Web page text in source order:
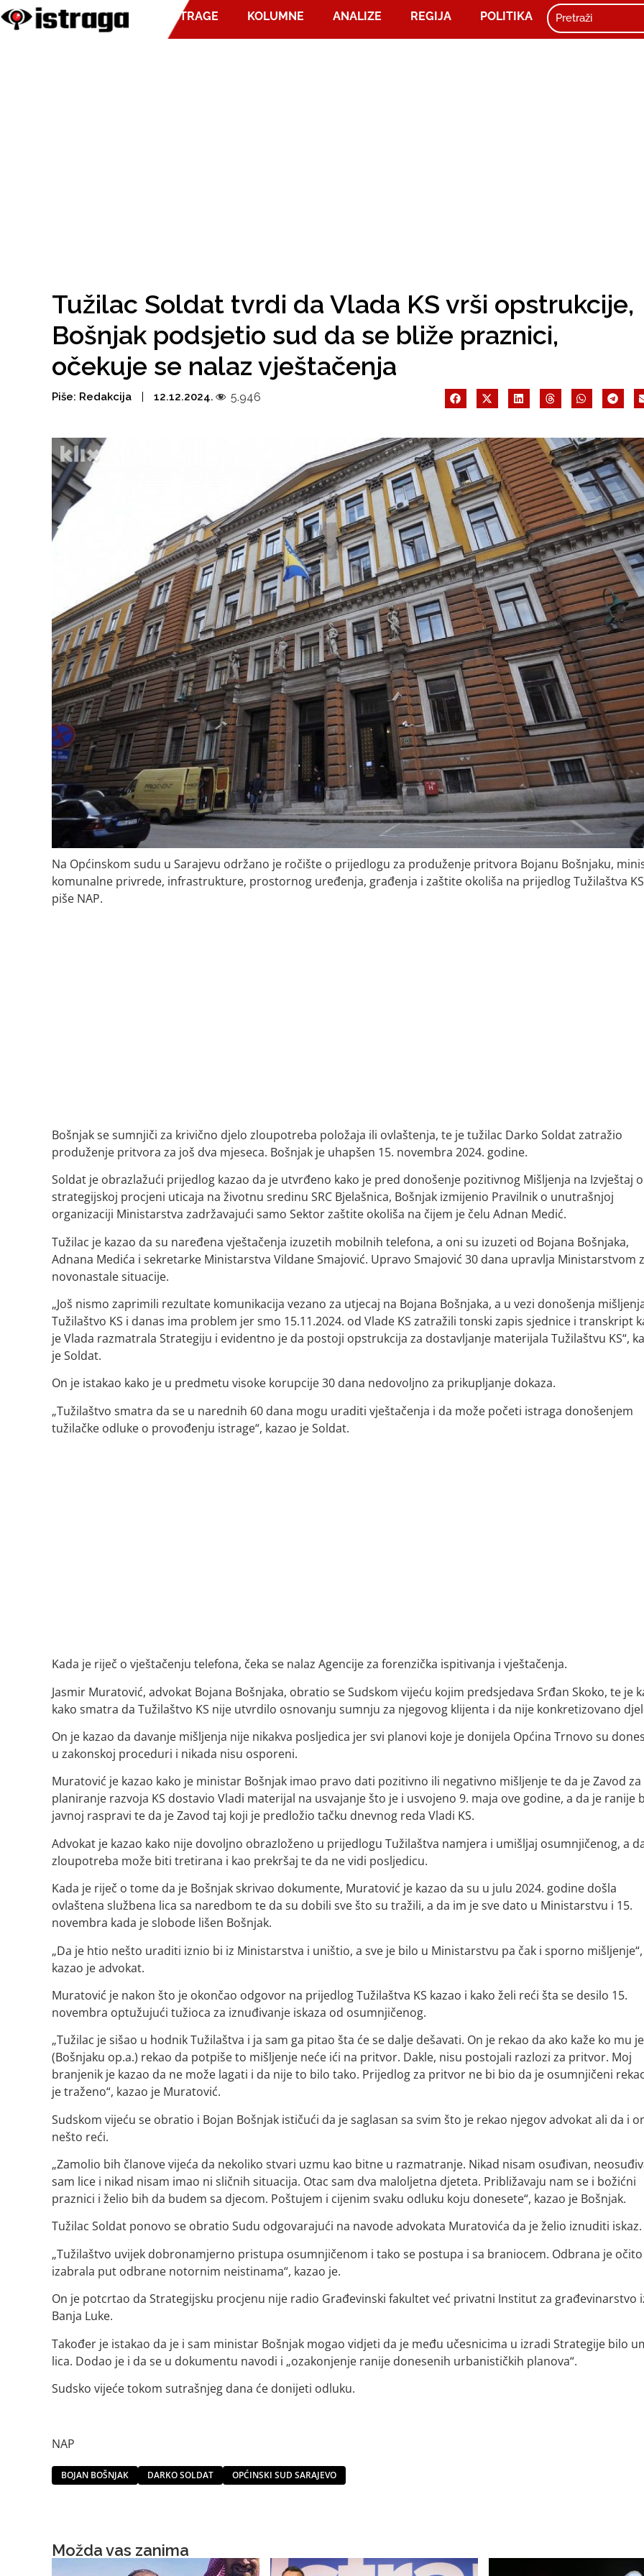
ISTRAGE KOLUMNE ANALIZE REGIJA POLITIKA
Tužilac Soldat tvrdi da Vlada KS vrši opstrukcije,
Bošnjak podsjetio sud da se bliže praznici,
očekuje se nalaz vještačenja
Piše: Redakcija 12.12.2024. 5.946
Na Općinskom sudu u Sarajevu održano je ročište o prijedlogu za produženje pritvora Bojanu Bošnjaku,
komunalne privrede, infrastrukture, prostornog uređenja, građenja i zaštite okoliša na prijedlog Tužilaštva
piše NAP.
Bošnjak se sumnjiči za krivično djelo zloupotreba položaja ili ovlaštenja, te je tužilac Darko Soldat zatražio
produženje pritvora za još dva mjeseca. Bošnjak je uhapšen 15. novembra 2024. godine.
Soldat je obrazlažući prijedlog kazao da je utvrđeno kako je pred donošenje pozitivnog Mišljenja na Izvještaj o
strategijskoj procjeni uticaja na životnu sredinu SRC Bjelašnica, Bošnjak izmijenio Pravilnik o unutrašnjoj
organizaciji Ministarstva zadržavajući samo Sektor zaštite okoliša na čijem je čelu Adnan Medić.
Tužilac je kazao da su naređena vještačenja izuzetih mobilnih telefona, a oni su izuzeti od Bojana Bošnjaka,
Adnana Medića i sekretarke Ministarstva Vildane Smajović. Upravo Smajović 30 dana upravlja Ministarstvom
novonastale situacije.
„Još nismo zaprimili rezultate komunikacija vezano za utjecaj na Bojana Bošnjaka, a u vezi donošenja
Tužilaštvo KS i danas ima problem jer smo 15.11.2024. od Vlade KS zatražili tonski zapis sjednice i transkript
je Vlada razmatrala Strategiju i evidentno je da postoji opstrukcija za dostavljanje materijala Tužilaštvu KS“,
je Soldat.
On je istakao kako je u predmetu visoke korupcije 30 dana nedovoljno za prikupljanje dokaza.
„Tužilaštvo smatra da se u narednih 60 dana mogu uraditi vještačenja i da može početi istraga donošenjem
tužilačke odluke o provođenju istrage“, kazao je Soldat.
Kada je riječ o vještačenju telefona, čeka se nalaz Agencije za forenzička ispitivanja i vještačenja.
Jasmir Muratović, advokat Bojana Bošnjaka, obratio se Sudskom vijeću kojim predsjedava Srđan Skoko, te je
kako smatra da Tužilaštvo KS nije utvrdilo osnovanju sumnju za njegovog klijenta i da nije konkretizovano
On je kazao da davanje mišljenja nije nikakva posljedica jer svi planovi koje je donijela Općina Trnovo su
u zakonskoj proceduri i nikada nisu osporeni.
Muratović je kazao kako je ministar Bošnjak imao pravo dati pozitivno ili negativno mišljenje te da je Zavod za
planiranje razvoja KS dostavio Vladi materijal na usvajanje što je i usvojeno 9. maja ove godine, a da je ranije
javnoj raspravi te da je Zavod taj koji je predložio tačku dnevnog reda Vladi KS.
Advokat je kazao kako nije dovoljno obrazloženo u prijedlogu Tužilaštva namjera i umišljaj osumnjičenog, a
zloupotreba može biti tretirana i kao prekršaj te da ne vidi posljedicu.
Kada je riječ o tome da je Bošnjak skrivao dokumente, Muratović je kazao da su u julu 2024. godine došla
ovlaštena službena lica sa naredbom te da su dobili sve što su tražili, a da im je sve dato u Ministarstvu i 15.
novembra kada je slobode lišen Bošnjak.
„Da je htio nešto uraditi iznio bi iz Ministarstva i uništio, a sve je bilo u Ministarstvu pa čak i sporno mišljenje“,
kazao je advokat.
Muratović je nakon što je okončao odgovor na prijedlog Tužilaštva KS kazao i kako želi reći šta se desilo 15.
novembra optužujući tužioca za iznuđivanje iskaza od osumnjičenog.
„Tužilac je sišao u hodnik Tužilaštva i ja sam ga pitao šta će se dalje dešavati. On je rekao da ako kaže ko mu je
(Bošnjaku op.a.) rekao da potpiše to mišljenje neće ići na pritvor. Dakle, nisu postojali razlozi za pritvor. Moj
branjenik je kazao da ne može lagati i da nije to bilo tako. Prijedlog za pritvor ne bi bio da je osumnjičeni
je traženo“, kazao je Muratović.
Sudskom vijeću se obratio i Bojan Bošnjak ističući da je saglasan sa svim što je rekao njegov advokat ali da i
nešto reći.
„Zamolio bih članove vijeća da nekoliko stvari uzmu kao bitne u razmatranje. Nikad nisam osuđivan,
sam lice i nikad nisam imao ni sličnih situacija. Otac sam dva maloljetna djeteta. Približavaju nam se i božićni
praznici i želio bih da budem sa djecom. Poštujem i cijenim svaku odluku koju donesete“, kazao je Bošnjak.
Tužilac Soldat ponovo se obratio Sudu odgovarajući na navode advokata Muratovića da je želio iznuditi iskaz.
„Tužilaštvo uvijek dobronamjerno pristupa osumnjičenom i tako se postupa i sa braniocem. Odbrana je očito
izabrala put odbrane notornim neistinama“, kazao je.
On je potcrtao da Strategijsku procjenu nije radio Građevinski fakultet već privatni Institut za građevinarstvo
Banja Luke.
Također je istakao da je i sam ministar Bošnjak mogao vidjeti da je među učesnicima u izradi Strategije bilo
lica. Dodao je i da se u dokumentu navodi i „ozakonjenje ranije donesenih urbanističkih planova“.
Sudsko vijeće tokom sutrašnjeg dana će donijeti odluku.
NAP
BOJAN BOŠNJAK DARKO SOLDAT OPĆINSKI SUD SARAJEVO
Možda vas zanima